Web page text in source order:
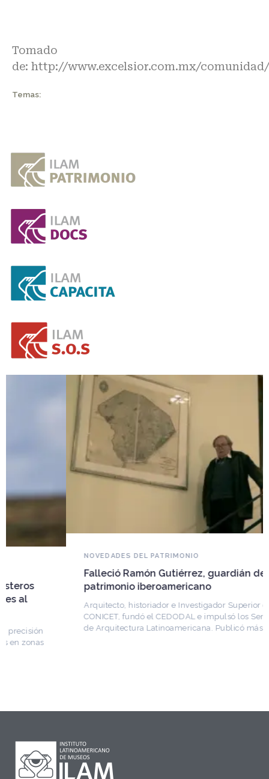
Tomado
de: http://www.excelsior.com.mx/comunidad/
Temas:
NOVEDADES DEL PATRIMONIO
Falleció Ramón Gutiérrez, guardián del
patrimonio iberoamericano
Arquitecto, historiador e Investigador Superior del
CONICET, fundó el CEDODAL e impulsó los Seminarios
de Arquitectura Latinoamericana. Publicó más de